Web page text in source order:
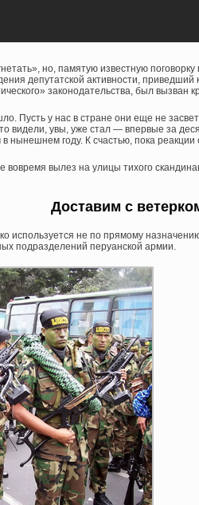
но, памятую известную
депутатской активности, приведший
законодательства, был
Пусть у нас в стране они еще не
видели, увы, уже стал — впервые за
нынешнем году. К счастью, пока
вовремя вылез на улицы тихого
Доставим с
используется не по прямому
подразделений перуанской армии.